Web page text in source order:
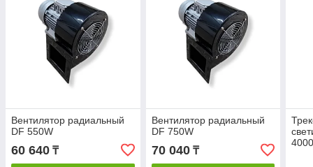
Вентилятор радиальный
DF 550W
60 640 ₸
Вентилятор радиальный
DF 750W
70 040₸